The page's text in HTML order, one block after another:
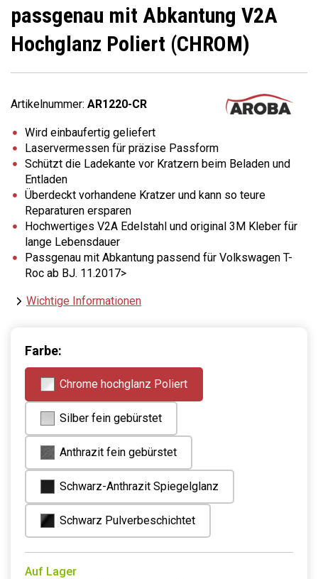
passgenau mit Abkantung V2A
Hochglanz Poliert (CHROM)
Artikelnummer: AR1220-CR
Wird einbaufertig geliefert
Laservermessen für präzise Passform
Schützt die Ladekante vor Kratzern beim Beladen und
Entladen
Überdeckt vorhandene Kratzer und kann so teure
Reparaturen ersparen
Hochwertiges V2A Edelstahl und original 3M Kleber für
lange Lebensdauer
Passgenau mit Abkantung passend für Volkswagen T-
Roc ab BJ. 11.2017>
Wichtige Informationen
Farbe:
Chrome hochglanz Poliert
Silber fein gebürstet
Anthrazit fein gebürstet
Schwarz-Anthrazit Spiegelglanz
Schwarz Pulverbeschichtet
Auf Lager